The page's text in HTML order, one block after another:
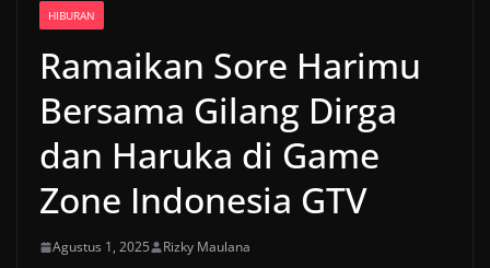
HIBURAN
Ramaikan Sore Harimu
Bersama Gilang Dirga
dan Haruka di Game
Zone Indonesia GTV
Agustus 1, 2025 Rizky Maulana